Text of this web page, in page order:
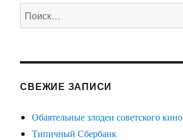
Искать:
СВЕЖИЕ ЗАПИСИ
Обаятельные злодеи советского кино
Типичный Сбербанк